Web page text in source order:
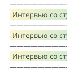
Интервью со
Интервью со
Интервью со